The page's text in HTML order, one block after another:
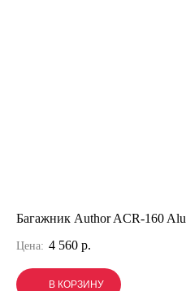
Багажник Author ACR-160 Alu
Цена: 4 560 р.
В КОРЗИНУ
В КОРЗИНУ
В КОРЗИНУ